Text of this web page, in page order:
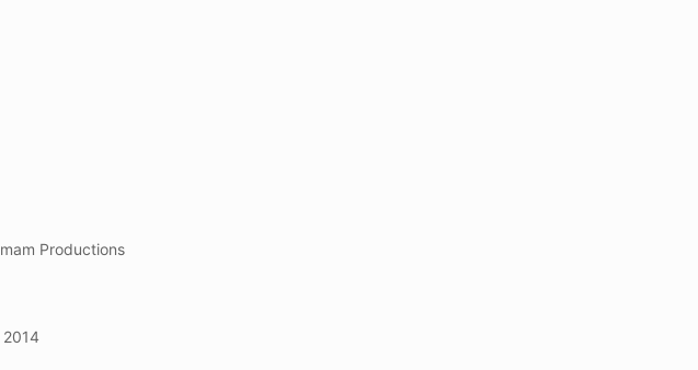
Productions
2014